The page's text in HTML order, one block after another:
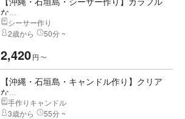
な...
シーサー作り
2歳から
50分 ~
2,420円 〜
【沖縄・石垣島・キャンドル作り】クリア
な...
手作りキャンドル
3歳から
55分 ~